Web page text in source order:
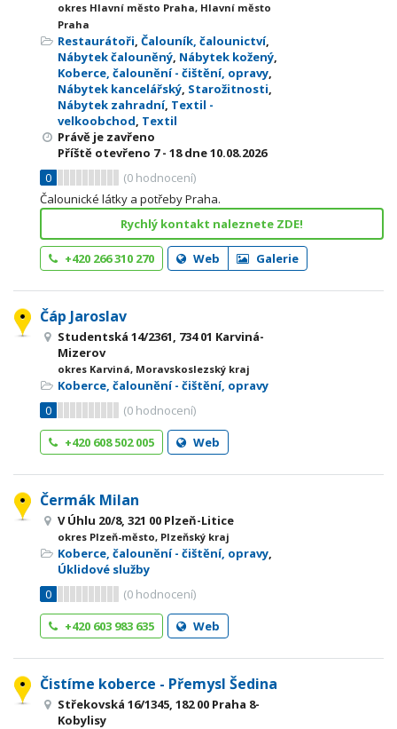
okres Hlavní město Praha, Hlavní město
Praha
Restaurátoři, Čalouník, čalounictví,
Nábytek čalouněný, Nábytek kožený,
Koberce, čalounění - čištění, opravy,
Nábytek kancelářský, Starožitnosti,
Nábytek zahradní, Textil -
velkoobchod, Textil
Právě je zavřeno
Příště otevřeno 7 - 18dne 10.08.2026
0
(0 hodnocení)
Čalounické látky a potřeby Praha.
Rychlý kontakt naleznete ZDE!
+420 266 310 270 Web Galerie
Čáp Jaroslav
Studentská 14/2361, 734 01 Karviná-
Mizerov
okres Karviná, Moravskoslezský kraj
Koberce, čalounění - čištění, opravy
0
(0 hodnocení)
+420 608 502 005
Web
Čermák Milan
V Úhlu 20/8, 321 00 Plzeň-Litice
okres Plzeň-město, Plzeňský kraj
Koberce, čalounění - čištění, opravy,
Úklidové služby
0
(0 hodnocení)
+420 603 983 635
Web
Čistíme koberce - Přemysl Šedina
Střekovská 16/1345, 182 00 Praha 8-
Kobylisy